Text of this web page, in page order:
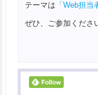
テーマは 「Web担当
ぜひ、ご参加くださ